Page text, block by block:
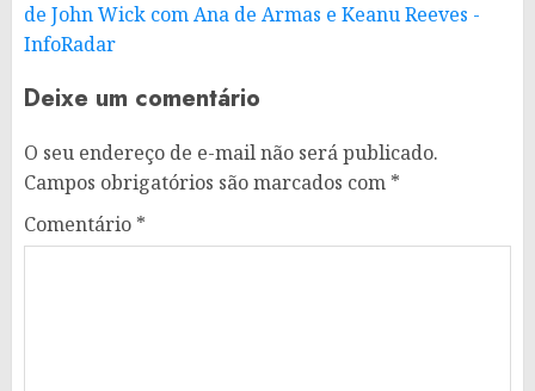
de John Wick com Ana de Armas e Keanu Reeves -
InfoRadar
Deixe um comentário
O seu endereço de e-mail não será publicado.
Campos obrigatórios são marcados com *
Comentário *